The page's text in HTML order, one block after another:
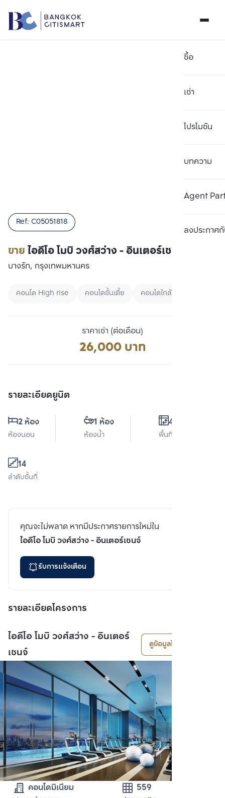
ซื้อ
เช่า
โปรโมชัน
บทความ
Agent
ลงประกาศกั
ขายไอดีโอ โมบิ วงศ์สว่าง - อินเตอร์เชนจ์
Ref: C05051818
บางรัก, กรุงเทพมหานคร
คอนโด High rise คอนโดชั้นเตี้ย คอนโดใกล้สวน
ราคาเช่า (ต่อเดือน)
26,000 บาท
รายละเอียดยูนิต
2 ห้อง
ห้องนอน
1 ห้อง
ห้องน้ำ
48 ตร.ม.
พื้นที่ใช้สอย
14
ลำดับชั้นที่
คุณจะไม่พลาด หากมีประกาศรายการใหม่ใน
ไอดีโอ โมบิ วงศ์สว่าง - อินเตอร์เชนจ์
รับการแจ้งเตือน
รายละเอียดโครงการ
ไอดีโอ โมบิ วงศ์สว่าง - อินเตอร์
เชนจ์
ดูข้อมูลโครงการ
คอนโดมิเนียม 559
เปรียบเทียบ